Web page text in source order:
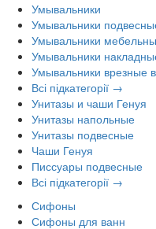
Умывальники
Умывальники
Умывальники
Умывальники
Умывальники врезные
Всі підкатегорії →
Унитазы и чаши Генуя
Унитазы напольные
Унитазы подвесные
Чаши Генуя
Писсуары подвесные
Всі підкатегорії →
Сифоны
Сифоны для ванн